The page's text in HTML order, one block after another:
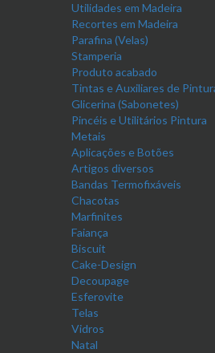
Utilidades em Madeira
Recortes em Madeira
Parafina (Velas)
Stamperia
Produto acabado
Tintas e Auxiliares de
Glicerina (Sabonetes)
Pincéis e Utilitários Pintura
Metais
Aplicações e Botões
Artigos diversos
Bandas Termofixáveis
Chacotas
Marfinites
Faiança
Biscuit
Cake-Design
Decoupage
Esferovite
Telas
Vidros
Natal